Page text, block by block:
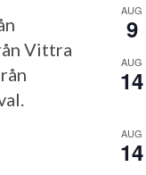
Vittra
AUG
9
AUG
14
AUG
14